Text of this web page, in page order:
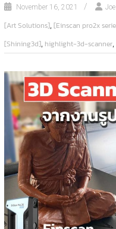
November 16, 2021 Joe
[Art Solutions],[Einscan pro2x
[Shining3d], highlight-3d-scanner,